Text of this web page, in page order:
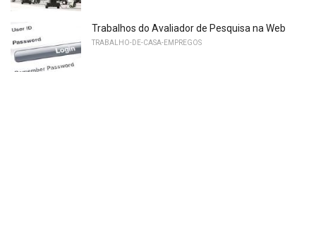
Trabalhos do Avaliador de Pesquisa na Web
TRABALHO-DE-CASA-EMPREGOS